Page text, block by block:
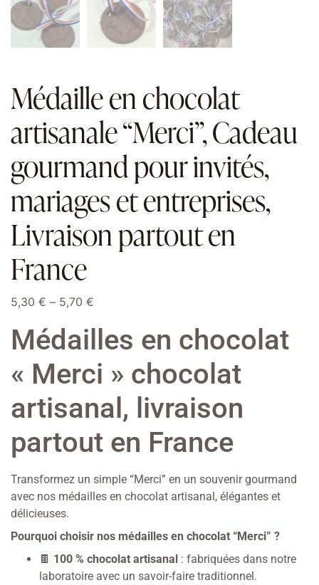
Médaille en chocolat
artisanale “Merci”, Cadeau
gourmand pour invités,
mariages et entreprises,
Livraison partout en
France
5,30 € – 5,70 €
Médailles en chocolat
« Merci » chocolat
artisanal, livraison
partout en France
Transformez un simple “Merci” en un souvenir gourmand
avec nos médailles en chocolat artisanal, élégantes et
délicieuses.
Pourquoi choisir nos médailles en chocolat “Merci” ?
🍫 100 % chocolat artisanal : fabriquées dans notre
laboratoire avec un savoir-faire traditionnel.